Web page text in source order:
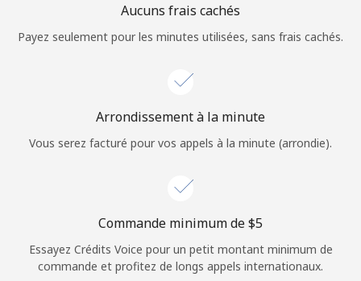
Login
ou
Continue avec
Aucuns frais cachés
Payez seulement pour les minutes utilisées, sans frais cachés.
Arrondissement à la minute
Vous serez facturé pour vos appels à la minute (arrondie).
Commande minimum de ⁦$5⁩
Essayez Crédits Voice pour un petit montant minimum de
commande et profitez de longs appels internationaux.